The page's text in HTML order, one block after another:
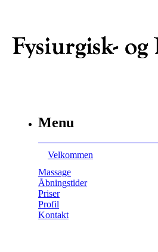
Menu
Velkommen
Massage
Åbningstider
Priser
Profil
Kontakt